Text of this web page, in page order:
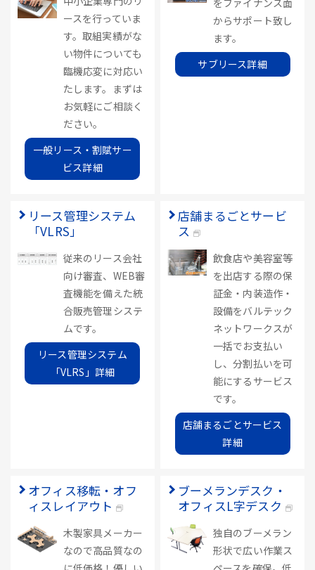
ースを行っていま
す。取組実績がな
い物件についても
臨機応変に対応い
たします。まずは
お気軽にご相談く
ださい。
一般リース・割賦サー
ビス詳細
をファイナンス面
からサポート致し
ます。
サブリース詳細
リース管理システム
「VLRS」
従来のリース会社
向け審査、WEB審
査機能を備えた統
合販売管理システ
ムです。
リース管理システム
「VLRS」詳細
店舗まるごとサービ
ス
飲食店や美容室等
を出店する際の保
証金・内装造作・
設備をバルテック
ネットワークスが
一括でお支払い
し、分割払いを可
能にするサービス
です。
店舗まるごとサービス
詳細
オフィス移転・オフ
ィスレイアウト
木製家具メーカー
なので高品質なの
ブーメランデスク・
オフィスL字デスク
独自のブーメラン
形状で広い作業ス